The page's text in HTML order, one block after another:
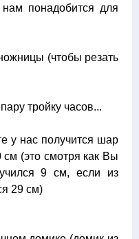
нам понадобится для
(чтобы резать
тройку часов...
у нас получится шар
(это смотря как Вы
9 см, если из
29 см)